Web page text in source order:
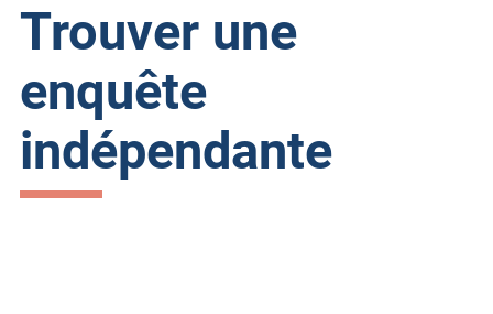
Trouver une
enquête
indépendante